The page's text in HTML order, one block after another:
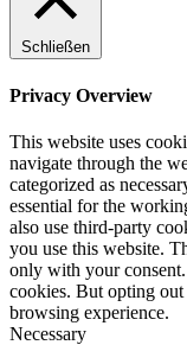
Schließen
Privacy Overview
This website uses
navigate through the
categorized as
essential for the
also use third-party
you use this website.
only with your
cookies. But opting
browsing experience.
Necessary